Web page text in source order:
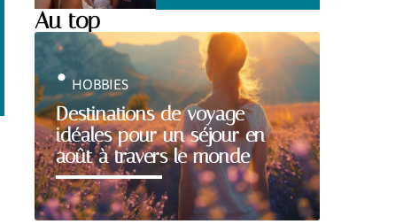
Au top
Destinations de voyage
idéales pour un séjour en
août à travers le monde
HOBBIES